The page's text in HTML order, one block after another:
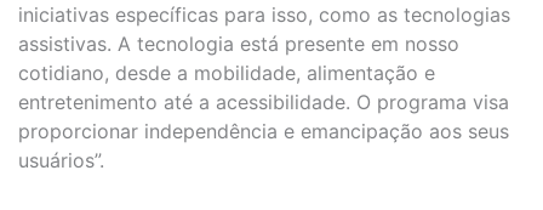
iniciativas específicas para isso, como as tecnologias
assistivas. A tecnologia está presente em nosso
cotidiano, desde a mobilidade, alimentação e
entretenimento até a acessibilidade. O programa visa
proporcionar independência e emancipação aos seus
usuários”.